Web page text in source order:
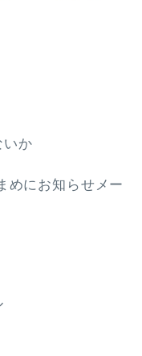
いか
めにお知らせメー